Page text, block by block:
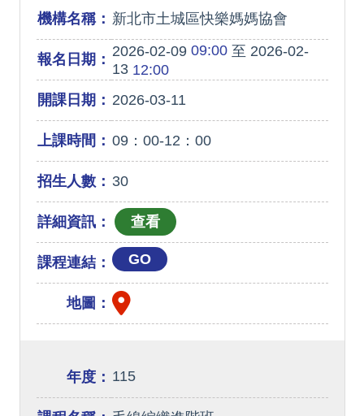
機構名稱： 新北市土城區快樂媽媽協會
報名日期： 2026-02-0909:00至 2026-02-
1312:00
開課日期： 2026-03-11
上課時間： 09：00-12：00
招生人數： 30
詳細資訊：
課程連結： GO
地圖：
年度： 115